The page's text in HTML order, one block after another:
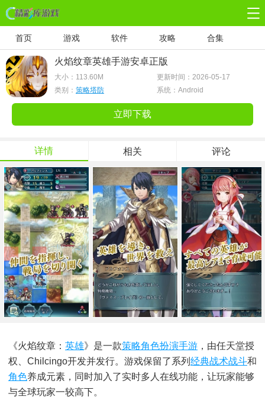
首页 游戏 软件 攻略 合集
火焰纹章英雄手游安卓正版
大小： 113.60M
更新时间：2026-05-17
类别： 策略塔防 系统：Android
立即下载
详情 相关 评论
《火焰纹章： 英雄》是一款策略角色扮演手游 ，由任天堂授
权、Chilcingo开发并发行。游戏保留了系列 经典战术战斗和
角色养成元素，同时加入了实时多人在线功能，让玩家能够
与全球玩家一较高下。